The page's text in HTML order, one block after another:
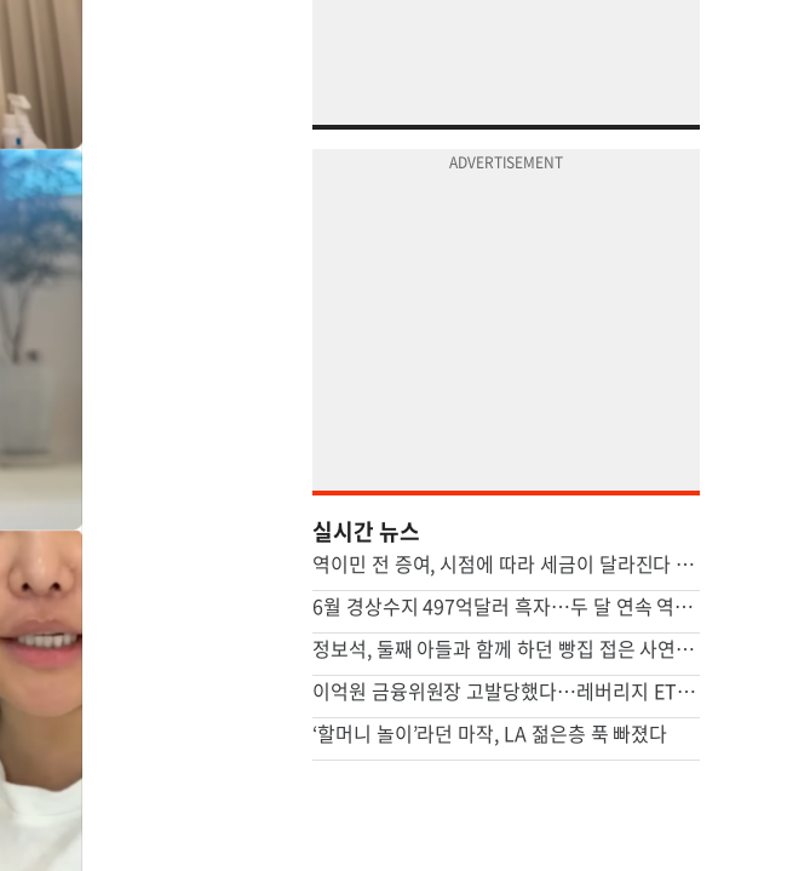
실시간 뉴스
역이민 전 증여, 시점에 따라 세금이 달라진다 [ASK미국 상속법-박하얀 변호사]
6월 경상수지 497억달러 흑자…두 달 연속 역대 최대
정보석, 둘째 아들과 함께 하던 빵집 접은 사연 공개
이억원 금융위원장 고발당했다…레버리지 ETF 직무유기 혐의
‘할머니 놀이’라던 마작, LA 젊은층 푹 빠졌다